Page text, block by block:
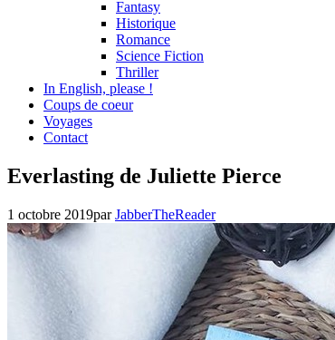
Fantasy
Historique
Romance
Science Fiction
Thriller
In English, please !
Coups de coeur
Voyages
Contact
Chronique,
Dystopie,
Inceptio,
Maisons
Romance,
Everlasting de Juliette Pierce
1 octobre 2019parJabberTheReader